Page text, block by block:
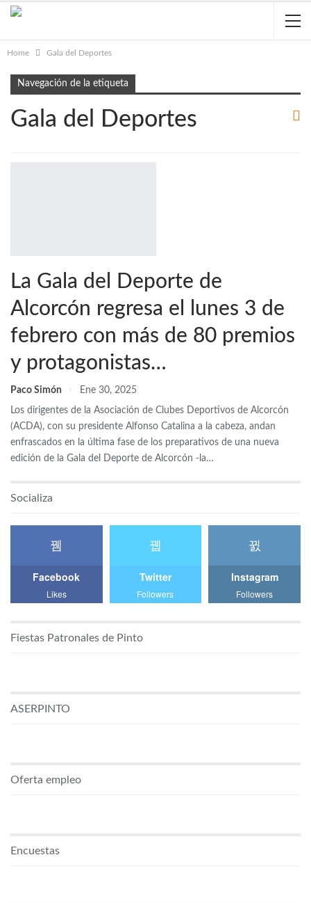
Home Gala del Deportes
Navegación de la etiqueta
Gala del Deportes
La Gala del Deporte de
Alcorcón regresa el lunes 3 de
febrero con más de 80 premios
y protagonistas…
Paco Simón Ene 30, 2025
Los dirigentes de la Asociación de Clubes Deportivos de Alcorcón
(ACDA), con su presidente Alfonso Catalina a la cabeza, andan
enfrascados en la última fase de los preparativos de una nueva
edición de la Gala del Deporte de Alcorcón -la…
Socializa
Facebook
Likes
Twitter
Followers
Instagram
Followers
Fiestas Patronales de Pinto
ASERPINTO
Oferta empleo
Encuestas